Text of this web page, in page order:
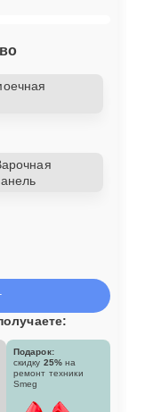
Подарок:
скидку 25% на
ремонт техники
Smeg